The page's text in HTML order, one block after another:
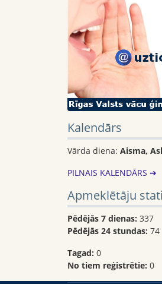
Kalendārs
Vārda diena: Aisma,
PILNAIS KALENDĀRS ➔
Apmeklētāju
Pēdējās 7 dienas: 337
Pēdējās 24 stundas: 74
Tagad: 0
No tiem reģistrētie: 0